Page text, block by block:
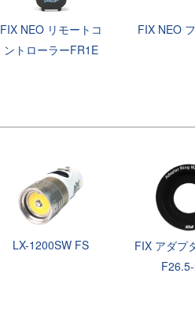
FIX NEO リモートコ
ントローラーFR1E
FIX NEO
LX-1200SW FS
FIX アダプ